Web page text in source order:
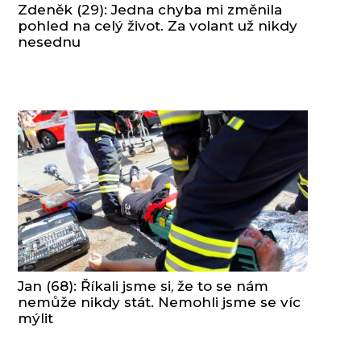
Zdeněk (29): Jedna chyba mi změnila
pohled na celý život. Za volant už nikdy
nesednu
Jan (68): Říkali jsme si, že to se nám
nemůže nikdy stát. Nemohli jsme se víc
mýlit